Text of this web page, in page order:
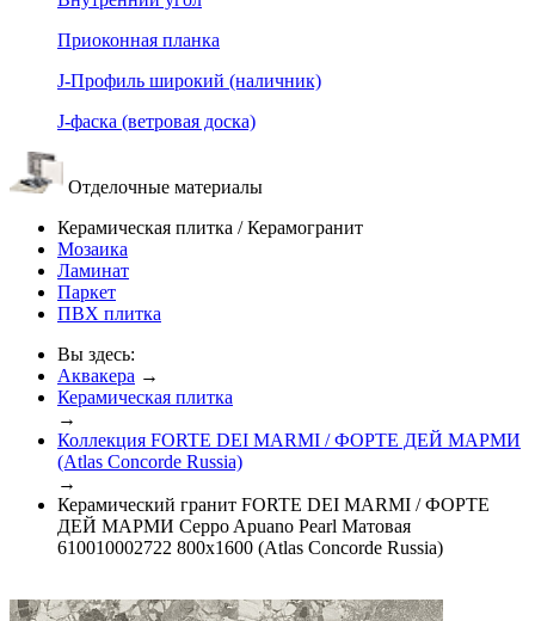
Приоконная планка
J-Профиль широкий (наличник)
J-фаска (ветровая доска)
Отделочные материалы
Керамическая плитка / Керамогранит
Мозаика
Ламинат
Паркет
ПВХ плитка
Вы здесь:
Аквакера →
Керамическая плитка
→
Коллекция FORTE DEI MARMI / ФОРТЕ ДЕЙ МАРМИ
(Atlas Concorde Russia)
→
Керамический гранит FORTE DEI MARMI / ФОРТЕ
ДЕЙ МАРМИ Ceppo Apuano Pearl Матовая
610010002722 800x1600 (Atlas Concorde Russia)